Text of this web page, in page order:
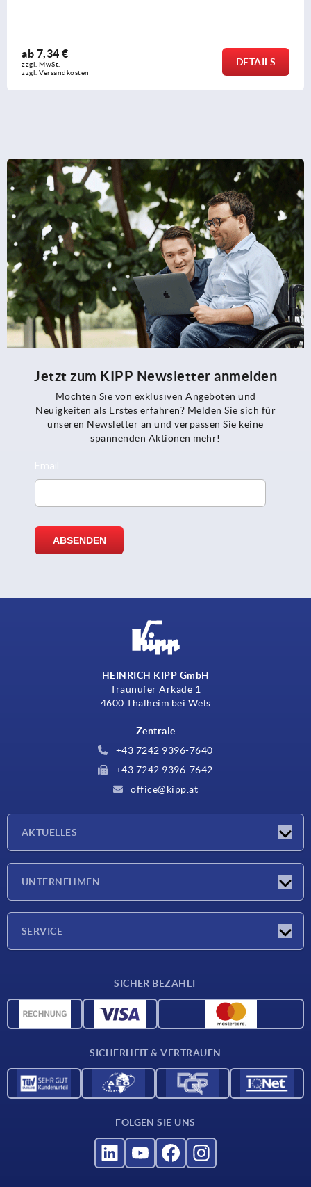
ab 7,34 €
zzgl. MwSt.
zzgl. Versandkosten
DETAILS
Jetzt zum KIPP Newsletter anmelden
Möchten Sie von exklusiven Angeboten und
Neuigkeiten als Erstes erfahren? Melden Sie sich für
unseren Newsletter an und verpassen Sie keine
spannenden Aktionen mehr!
HEINRICH KIPP GmbH
Traunufer Arkade 1
4600 Thalheim bei Wels
Zentrale
+43 7242 9396-7640
+43 7242 9396-7642
office@kipp.at
AKTUELLES
UNTERNEHMEN
SERVICE
CAD-Daten
Für Lieferanten
SICHER BEZAHLT
SICHERHEIT & VERTRAUEN
FOLGEN SIE UNS